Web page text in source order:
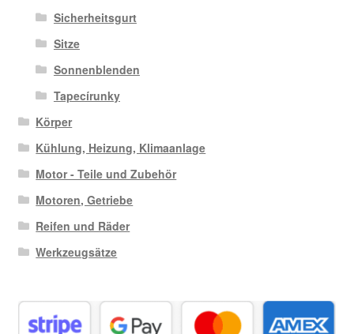
Sicherheitsgurt
Sitze
Sonnenblenden
Tapecírunky
Körper
Kühlung, Heizung, Klimaanlage
Motor - Teile und Zubehör
Motoren, Getriebe
Reifen und Räder
Werkzeugsätze